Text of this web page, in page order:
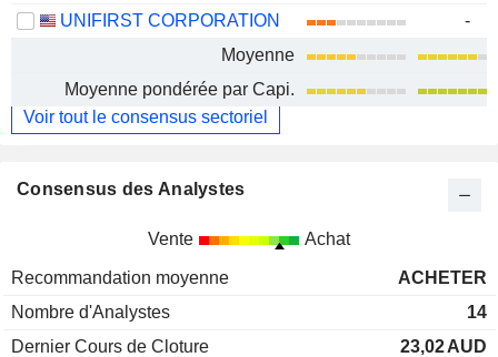
UNIFIRST CORPORATION
-
Moyenne
Moyenne pondérée par Capi.
Voir tout le consensus sectoriel
Consensus des Analystes
Vente Achat
Recommandation moyenne
ACHETER
Nombre d'Analystes
14
Dernier Cours de Cloture
23,02AUD